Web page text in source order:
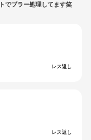
でブラー処理してます笑
レス返し
レス返し